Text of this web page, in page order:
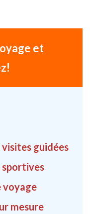
et
guidées
sportives
voyage
mesure